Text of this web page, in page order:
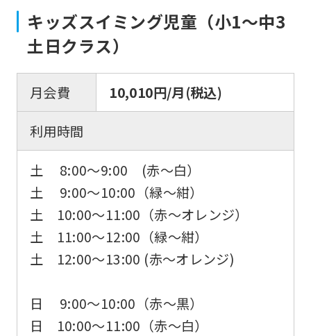
キッズスイミング児童（小1～中3
土日クラス）
月会費
10,010円/月(税込)
利用時間
土 8:00～9:00 (赤～白）
土 9:00〜10:00（緑～紺）
土 10:00～11:00（赤～オレンジ）
土 11:00〜12:00（緑～紺）
土 12:00〜13:00 (赤～オレンジ)
日 9:00〜10:00（赤～黒）
日 10:00〜11:00（赤～白）